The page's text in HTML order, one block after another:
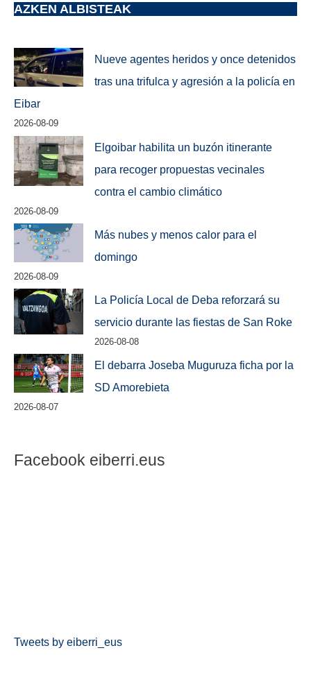
AZKEN ALBISTEAK
Nueve agentes heridos y once detenidos
tras una trifulca y agresión a la policía en
Eibar
2026-08-09
Elgoibar habilita un buzón itinerante
para recoger propuestas vecinales
contra el cambio climático
2026-08-09
Más nubes y menos calor para el
domingo
2026-08-09
La Policía Local de Deba reforzará su
servicio durante las fiestas de San Roke
2026-08-08
El debarra Joseba Muguruza ficha por la
SD Amorebieta
2026-08-07
Facebook eiberri.eus
Tweets by eiberri_eus